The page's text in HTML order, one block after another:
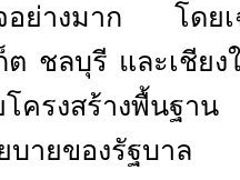
อย่างมาก โดยเ
ต ชลบุรี และเชีย
โครงสร้างพื้นฐา
บายของรัฐบาล